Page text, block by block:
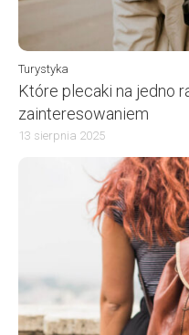
Turystyka
Które plecaki na jedno
zainteresowaniem
13 sierpnia 2025